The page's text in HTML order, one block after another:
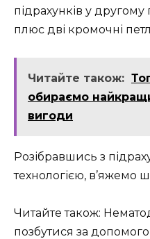
підрахунків у другому
плюс дві кромочні
Читайте також:
обираємо
вигоди
Розібравшись з
технологією, в’яжемо
Читайте також:
позбутися за